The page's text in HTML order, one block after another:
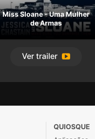
Miss Sloane - Uma Mulher
de Armas
Ver trailer
QUIOSQUE